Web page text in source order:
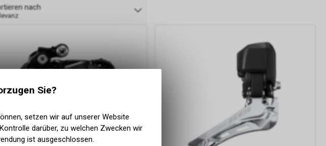
nach
Sie?
setzen wir auf unserer Website
darüber, zu welchen Zwecken wir
ist ausgeschlossen.